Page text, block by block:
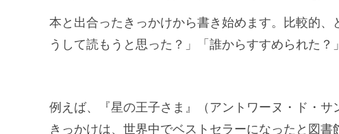
本と出合ったきっかけから書き始めます。比較的
うして読もうと思った？」「誰からすすめられた？
例えば、『星の王子さま』（アントワーヌ・ド・
きっかけは、世界中でベストセラーになったと図